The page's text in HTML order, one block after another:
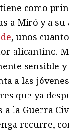
como
a Miró y a
, unos
alicantino.
sensible
a las
que ya
a la Guerra
recurre,